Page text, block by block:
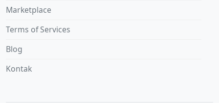
Marketplace
Terms of Services
Blog
Kontak